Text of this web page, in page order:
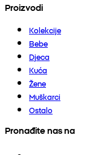
Proizvodi
Kolekcije
Bebe
Djeca
Kuća
Žene
Muškarci
Ostalo
Pronađite nas na